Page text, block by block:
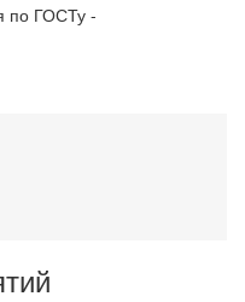
по ГОСТу -